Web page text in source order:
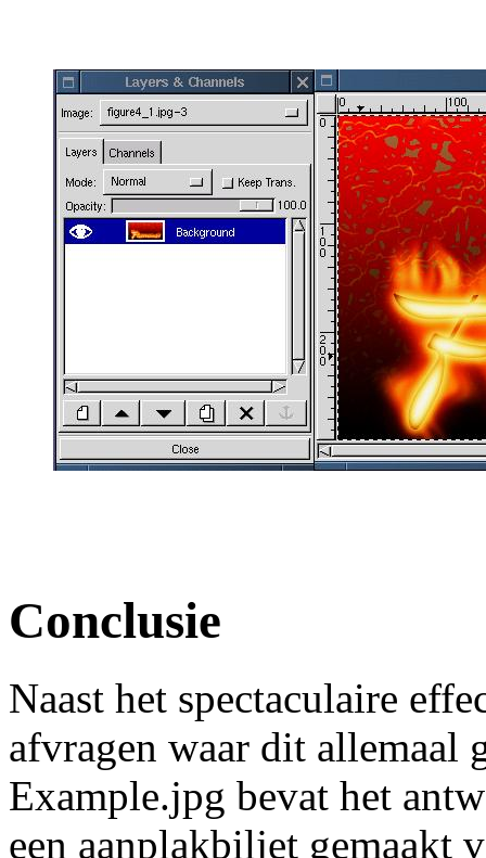
Conclusie
Naast het spectaculaire
afvragen waar dit allemaal
Example.jpg bevat het
een aanplakbiljet gemaakt